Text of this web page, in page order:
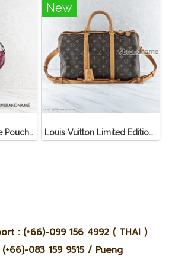
Christian Dior Seddle Pouch Accessory Hand Bag
New
Louis Vuitton Limited Edition Monogram Canvas Sofia Coppola SC Bag
: (+66)-099 156 4992 ( THAI )
083 159 9515 / Pueng